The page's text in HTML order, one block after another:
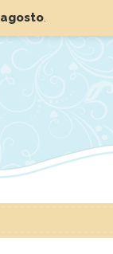
agosto.